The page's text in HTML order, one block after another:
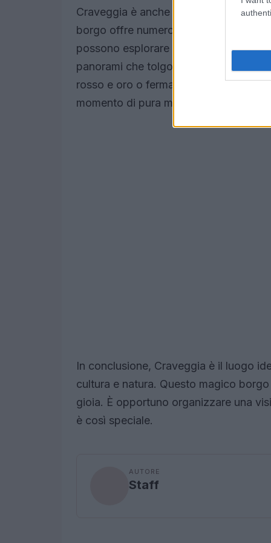
Craveggia è anche un paradiso
borgo offre numerose opportunità per
possono esplorare i sentieri che si
panorami che tolgono il fiato.
rosso e oro o fermarsi a contemplare
momento di pura meraviglia,
In conclusione, Craveggia è il luogo
cultura e natura. Questo magico
gioia. È opportuno organizzare una
è così speciale.
AUTORE
Staff